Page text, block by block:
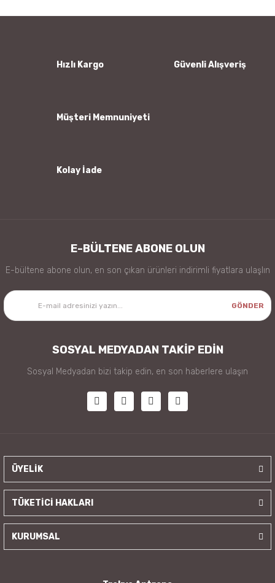
Ürün bilgilerinde hatalar bulunuyor.
Hızlı Kargo Güvenli Alışveriş
Müşteri Memnuniyeti
Kolay İade
E-BÜLTENE ABONE OLUN
E-bültene abone olun, en son çıkan ürünleri indirimli fiyatlara ulaşlın
GÖNDER
SOSYAL MEDYADAN TAKİP EDİN
Sosyal Medyadan bizi takip edin, en son haberlere ulaşın
ÜYELİK
TÜKETİCİ HAKLARI
KURUMSAL